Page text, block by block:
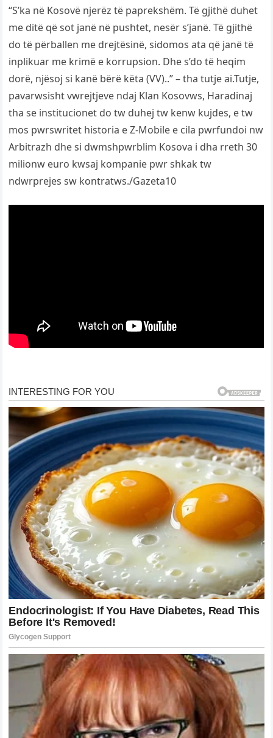
“S’ka në Kosovë njerëz të paprekshëm. Të gjithë duhet
me ditë që sot janë në pushtet, nesër s’janë. Të gjithë
do të përballen me drejtësinë, sidomos ata që janë të
inplikuar me krimë e korrupsion. Dhe s’do të heqim
dorë, njësoj si kanë bërë këta (VV)..” – tha tutje ai.Tutje,
pavarwsisht vwrejtjeve ndaj Klan Kosovws, Haradinaj
tha se institucionet do tw duhej tw kenw kujdes, e tw
mos pwrswritet historia e Z-Mobile e cila pwrfundoi nw
Arbitrazh dhe si dwmshpwrblim Kosova i dha rreth 30
milionw euro kwsaj kompanie pwr shkak tw
ndwrprejes sw kontratws./Gazeta10